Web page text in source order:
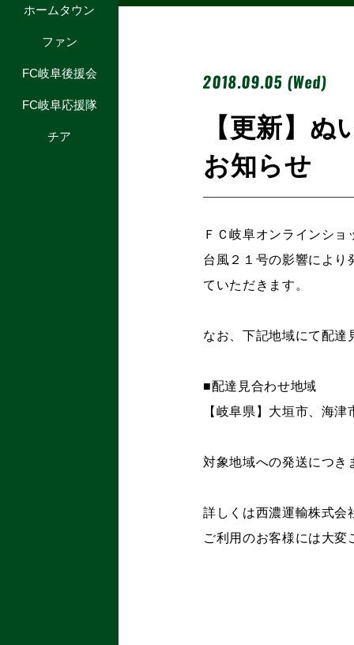
ホームタウン
ファン
FC岐阜後援会
FC岐阜応援隊
チア
2018.09.05 (Wed)
【更新】
お知らせ
ＦＣ岐阜オンラインシ
台風２１号の影響によ
ていただきます。
なお、下記地域にて配
■配達見合わせ地域
【岐阜県】大垣市、海
対象地域への発送につき
詳しくは西濃運輸株式会
ご利用のお客様には大